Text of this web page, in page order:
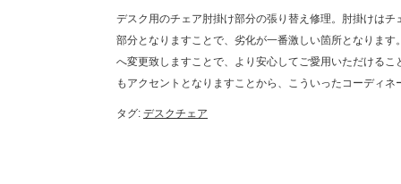
デスク用のチェア肘掛け部分の張り替え修理。肘掛けはチ
部分となりますことで、劣化が一番激しい箇所となります
へ変更致しますことで、より安心してご愛用いただけるこ
もアクセントとなりますことから、こういったコーディネ
タグ: デスクチェア